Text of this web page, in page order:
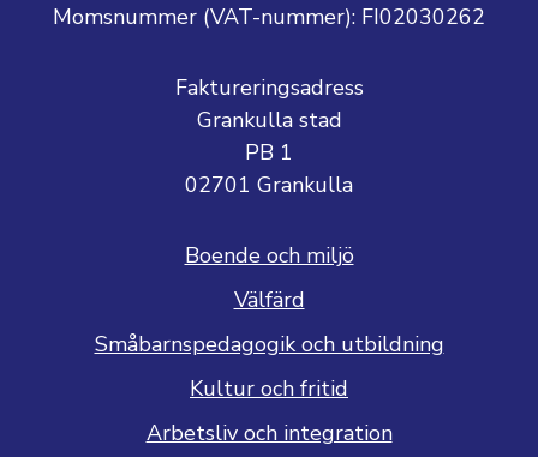
Momsnummer (VAT-nummer): FI02030262
Faktureringsadress
Grankulla stad
PB 1
02701 Grankulla
Boende och miljö
Välfärd
Småbarnspedagogik och utbildning
Kultur och fritid
Arbetsliv och integration